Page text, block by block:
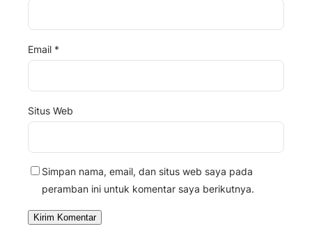
Email *
Situs Web
Simpan nama, email, dan situs web saya pada
peramban ini untuk komentar saya berikutnya.